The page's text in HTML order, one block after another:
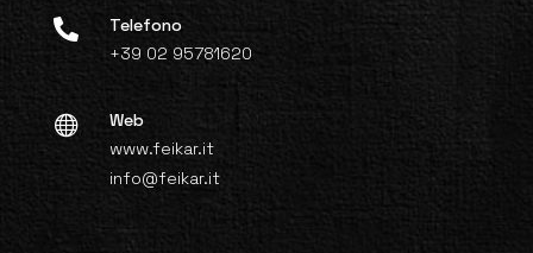

Telefono
+39 02 95781620

Web
www.feikar.it
info@feikar.it